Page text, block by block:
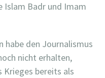
Islam Badr und Imam
habe den Journalismus
nicht erhalten,
Krieges bereits als